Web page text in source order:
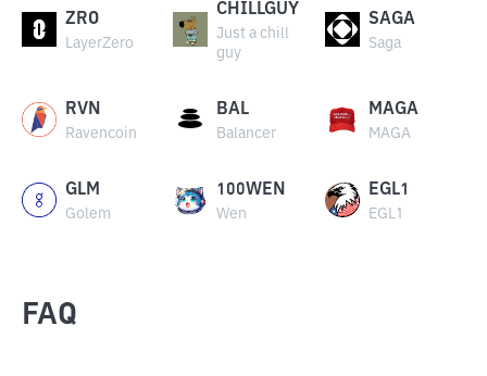
ZRO
LayerZero
CHILLGUY
Just a chill
guy
SAGA
Saga
RVN
Ravencoin
BAL
Balancer
MAGA
MAGA
GLM
Golem
100WEN
Wen
EGL1
EGL1
FAQ